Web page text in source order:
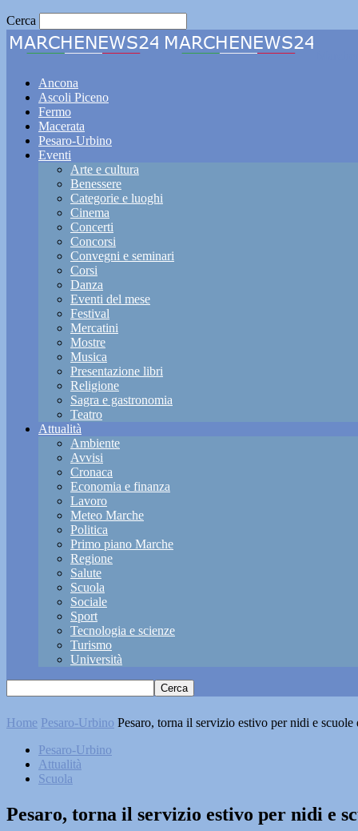
Cerca
Ancona
Ascoli Piceno
Fermo
Macerata
Pesaro-Urbino
Eventi
Arte e cultura
Benessere
Categorie e luoghi
Cinema
Concerti
Concorsi
Convegni e seminari
Corsi
Danza
Eventi del mese
Festival
Mercatini
Mostre
Musica
Presentazione libri
Religione
Sagra e gastronomia
Teatro
Attualità
Ambiente
Avvisi
Cronaca
Economia e finanza
Lavoro
Meteo Marche
Politica
Primo piano Marche
Regione
Salute
Scuola
Sociale
Sport
Tecnologia e scienze
Turismo
Università
Home Pesaro-Urbino Pesaro, torna il servizio estivo per nidi e scuole
Pesaro-Urbino
Attualità
Scuola
Pesaro, torna il servizio estivo per nidi e